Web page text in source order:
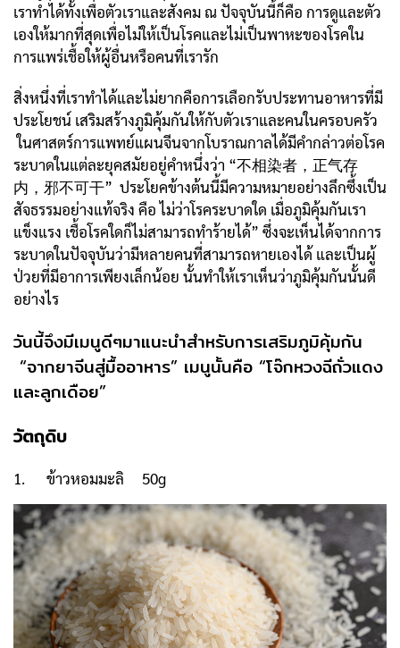
เราทำได้ทั้งเพื่อตัวเราและสังคม ณ ปัจจุบันนี้ก็คือ การดูและตัว
เองให้มากที่สุดเพื่อไม่ให้เป็นโรคและไม่เป็นพาหะของโรคใน
การแพร่เชื้อให้ผู้อื่นหรือคนที่เรารัก
สิ่งหนึ่งที่เราทำได้และไม่ยากคือการเลือกรับประทานอาหารที่มี
ประโยชน์ เสริมสร้างภูมิคุ้มกันให้กับตัวเราและคนในครอบครัว
ในศาสตร์การแพทย์แผนจีนจากโบราณกาลได้มีคำกล่าวต่อโรค
ระบาดในแต่ละยุคสมัยอยู่คำหนึ่งว่า “不相染者，正气存
内，邪不可干” ประโยคข้างต้นนี้มีความหมายอย่างลึกซึ้งเป็น
สัจธรรมอย่างแท้จริง คือ ไม่ว่าโรคระบาดใด เมื่อภูมิคุ้มกันเรา
แข็งแรง เชื้อโรคใดก็ไม่สามารถทำร้ายได้” ซึ่งจะเห็นได้จากการ
ระบาดในปัจจุบันว่ามีหลายคนที่สามารถหายเองได้ และเป็นผู้
ป่วยที่มีอาการเพียงเล็กน้อย นั้นทำให้เราเห็นว่าภูมิคุ้มกันนั้นดี
อย่างไร
วันนี้จึงมีเมนูดีๆมาแนะนำสำหรับการเสริมภูมิคุ้มกัน
“จากยาจีนสู่มื้ออาหาร” เมนูนั้นคือ “โจ๊กหวงฉีถั่วแดง
และลูกเดือย”
วัตถุดิบ
1. ข้าวหอมมะลิ 50g